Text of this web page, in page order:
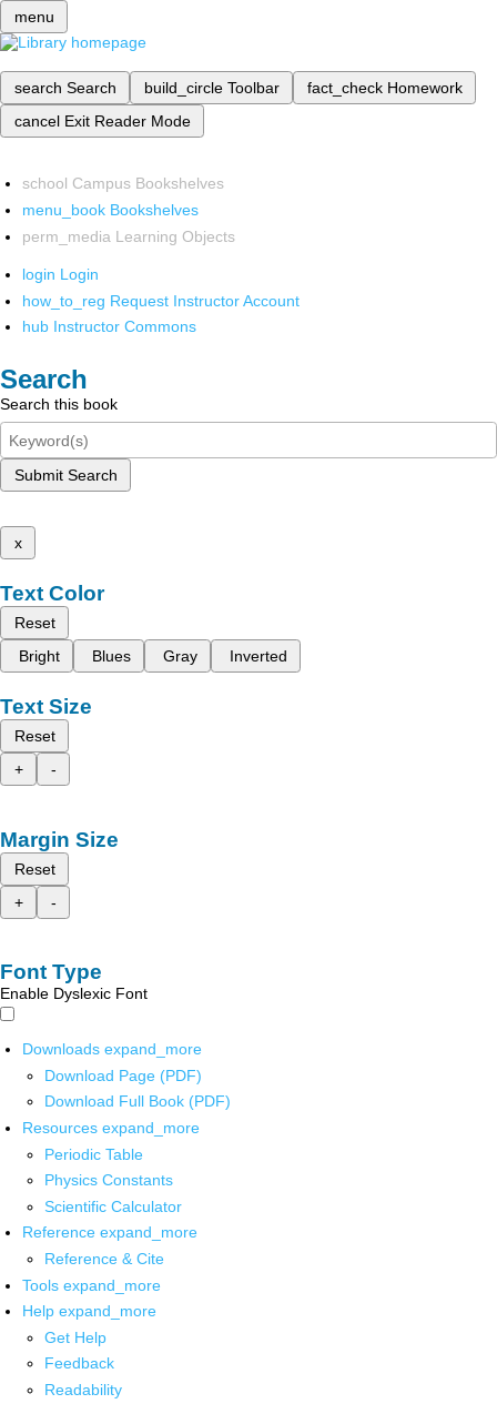
menu
search Search build_circle Toolbar fact_check Homework
cancel Exit Reader Mode
school Campus Bookshelves
menu_book Bookshelves
perm_media Learning Objects
login Login
how_to_reg Request Instructor Account
hub Instructor Commons
Search
Search this book
Submit Search
x
Text Color
Reset
Bright
Blues Gray Inverted
Text Size
Reset
+
-
Margin Size
Reset
+
-
Font Type
Enable Dyslexic Font
Downloads expand_more
Download Page (PDF)
Download Full Book (PDF)
Resources expand_more
Periodic Table
Physics Constants
Scientific Calculator
Reference expand_more
Reference & Cite
Tools expand_more
Help expand_more
Get Help
Feedback
Readability